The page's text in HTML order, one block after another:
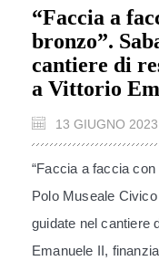
“Faccia a
bronzo”.
cantiere di
a Vittorio
13 GIUGNO 2023
“Faccia a faccia
Polo Museale
guidate nel cantiere
Emanuele II,